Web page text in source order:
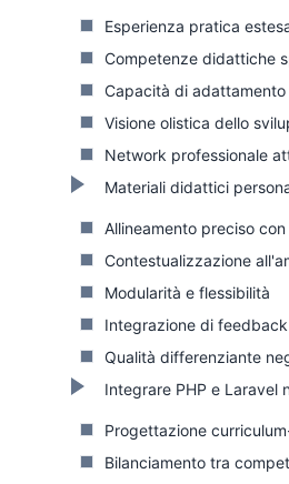
Esperienza pratica
Competenze didattiche
Capacità di
Visione olistica dello
Network professionale
Materiali didattici
Allineamento preciso
Contestualizzazione
Modularità e flessibilità
Integrazione di
Qualità differenziante
Integrare PHP e Laravel
Progettazione
Bilanciamento tra